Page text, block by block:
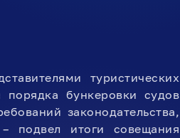
туристических
бункеровки судов
законодательства,
подвел итоги совещания